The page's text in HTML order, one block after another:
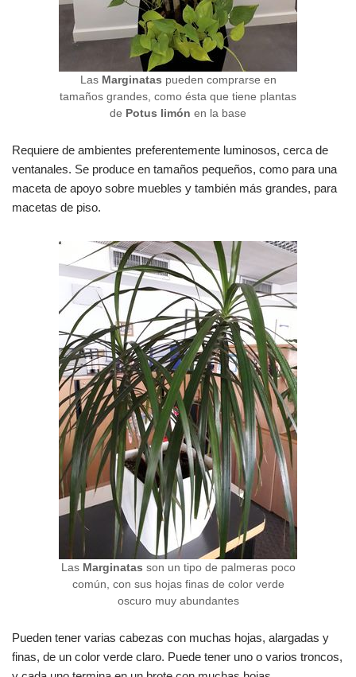
Las Marginatas pueden comprarse en
tamaños grandes, como ésta que tiene plantas
de Potus limón en la base
Requiere de ambientes preferentemente luminosos, cerca de
ventanales. Se produce en tamaños pequeños, como para una
maceta de apoyo sobre muebles y también más grandes, para
macetas de piso.
Las Marginatas son un tipo de palmeras poco
común, con sus hojas finas de color verde
oscuro muy abundantes
Pueden tener varias cabezas con muchas hojas, alargadas y
finas, de un color verde claro. Puede tener uno o varios troncos,